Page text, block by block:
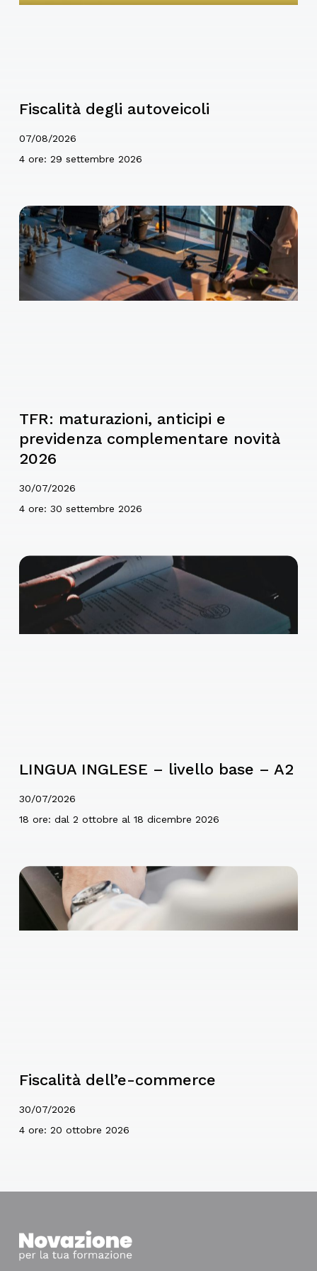
Fiscalità degli autoveicoli
07/08/2026
4 ore: 29 settembre 2026
TFR: maturazioni, anticipi e
previdenza complementare novità
2026
30/07/2026
4 ore: 30 settembre 2026
LINGUA INGLESE – livello base – A2
30/07/2026
18 ore: dal 2 ottobre al 18 dicembre 2026
Fiscalità dell’e-commerce
30/07/2026
4 ore: 20 ottobre 2026